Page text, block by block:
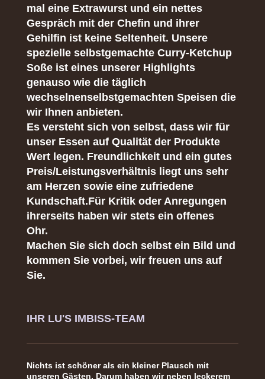
mal eine Extrawurst und ein nettes
Gespräch mit der Chefin und ihrer
Gehilfin ist keine Seltenheit. Unsere
spezielle selbstgemachte Curry-Ketchup
Soße ist eines unserer Highlights
genauso wie die täglich
wechselnenselbstgemachten Speisen die
wir Ihnen anbieten.
Es versteht sich von selbst, dass wir für
unser Essen auf Qualität der Produkte
Wert legen. Freundlichkeit und ein gutes
Preis/Leistungsverhältnis liegt uns sehr
am Herzen sowie eine zufriedene
Kundschaft.Für Kritik oder Anregungen
ihrerseits haben wir stets ein offenes
Ohr.
Machen Sie sich doch selbst ein Bild und
kommen Sie vorbei, wir freuen uns auf
Sie.
IHR LU'S IMBISS-TEAM
Nichts ist schöner als ein kleiner Plausch mit
unseren Gästen. Darum haben wir neben leckerem